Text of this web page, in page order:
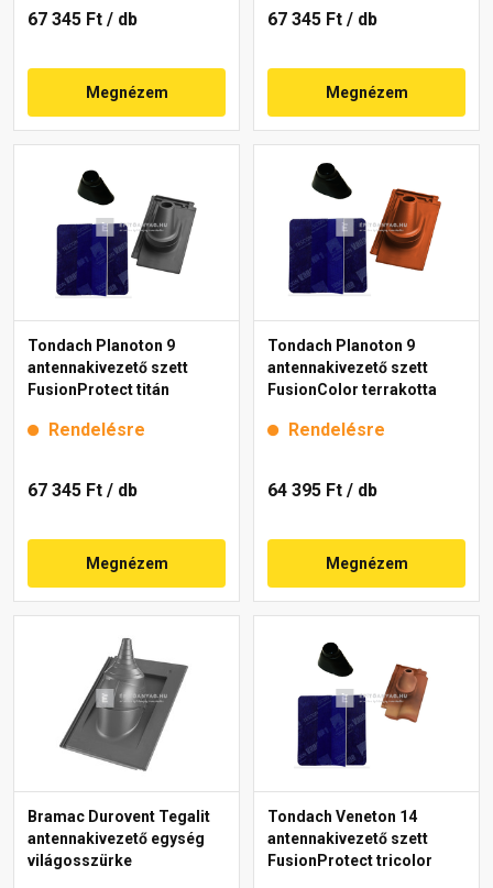
67 345 Ft / db
Megnézem
67 345 Ft / db
Megnézem
Tondach Planoton 9
antennakivezető szett
FusionProtect titán
Rendelésre
67 345 Ft / db
Megnézem
Tondach Planoton 9
antennakivezető szett
FusionColor terrakotta
Rendelésre
64 395 Ft / db
Megnézem
Bramac Durovent Tegalit
antennakivezető egység
világosszürke
Tondach Veneton 14
antennakivezető szett
FusionProtect tricolor